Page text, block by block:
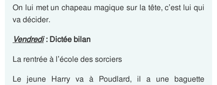
On lui met un chapeau magique sur la tête, c’est lui qui
va décider.
Vendredi: Dictée bilan
La rentrée à l’école des sorciers
Le jeune Harry va à Poudlard, il a une baguette